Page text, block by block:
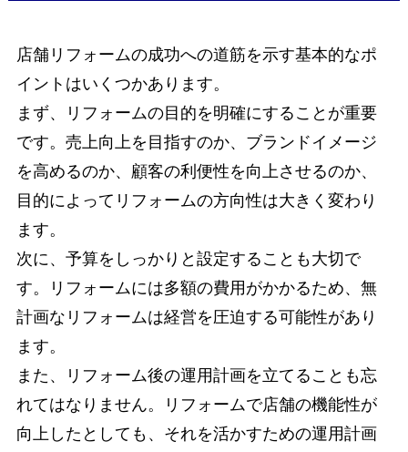
店舗リフォームの成功への道筋を示す基本的なポ
イントはいくつかあります。
まず、リフォームの目的を明確にすることが重要
です。売上向上を目指すのか、ブランドイメージ
を高めるのか、顧客の利便性を向上させるのか、
目的によってリフォームの方向性は大きく変わり
ます。
次に、予算をしっかりと設定することも大切で
す。リフォームには多額の費用がかかるため、無
計画なリフォームは経営を圧迫する可能性があり
ます。
また、リフォーム後の運用計画を立てることも忘
れてはなりません。リフォームで店舗の機能性が
向上したとしても、それを活かすための運用計画